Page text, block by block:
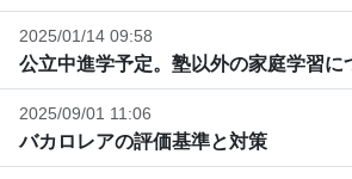
2025/01/14 09:58
公立中進学予定。塾以外の家庭学習に
2025/09/01 11:06
バカロレアの評価基準と対策